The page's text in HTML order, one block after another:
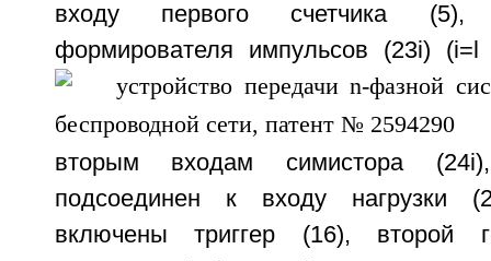
входу первого счетчика (5),
формирователя импульсов (23i) (i=l
вторым входам симистора
подсоединен к входу нагрузки
включены триггер (16), второй